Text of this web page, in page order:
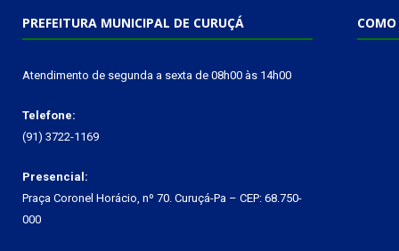
PREFEITURA MUNICIPAL DE CURUÇÁ
Atendimento de segunda a sexta de 08h00 às 14h00
Telefone:
(91) 3722-1169
Presencial:
Praça Coronel Horácio, nº 70. Curuçá-Pa – CEP: 68.750-
000
COMO